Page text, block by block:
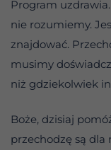
Program
nie rozumiemy.
znajdować.
musimy
niż gdziekolwiek
Boże, dzisiaj
przechodzę są dla